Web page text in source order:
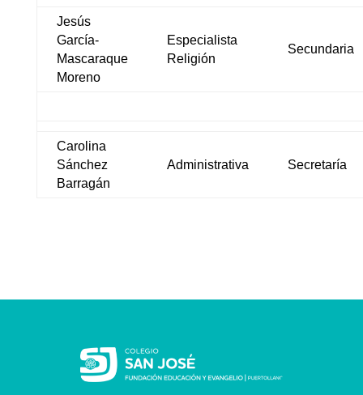
Jesús
García-
Mascaraque
Moreno
Especialista
Religión
Secundaria
Carolina
Sánchez
Barragán
Administrativa Secretaría